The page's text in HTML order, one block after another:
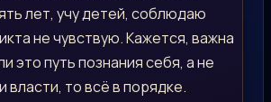
лет, учу детей, соблюдаю
не чувствую. Кажется, важна
это путь познания себя, а не
власти, то всё в порядке.